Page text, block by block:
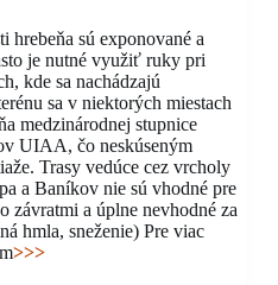
hrebeňa sú exponované a
je nutné využiť ruky pri
kde sa nachádzajú
sa v niektorých miestach
medzinárodnej stupnice
UIAA, čo neskúseným
Trasy vedúce cez vrcholy
a Baníkov nie sú vhodné pre
závratmi a úplne nevhodné za
hmla, sneženie) Pre viac
>>>